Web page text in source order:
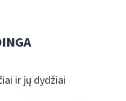
ir jų dydžiai